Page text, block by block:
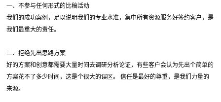
一、不参与任何形式的比稿活动
我们的成功案例，足以说明我们的专业水准，集中所有资源服务好签约客户，是
我们最重大的责任。
二、拒绝先出思路方案
好的方案和创意都需要大量时间去调研分析论证，有些客户会认为先出个简单的
方案花不了多少时间，这是个很大的误区。 信任是最好的尊重，是我们力量的
来源。